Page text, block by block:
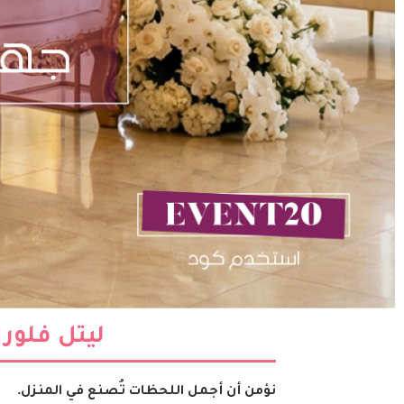
ليتل
نؤمن أن أجمل اللحظات تُصنع في المنزل.